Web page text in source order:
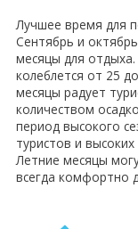
Лучшее время для
Сентябрь и
месяцы для
колеблется от 25
месяцы радует
количеством
период высокого
туристов и
Летние месяцы
всегда комфортно